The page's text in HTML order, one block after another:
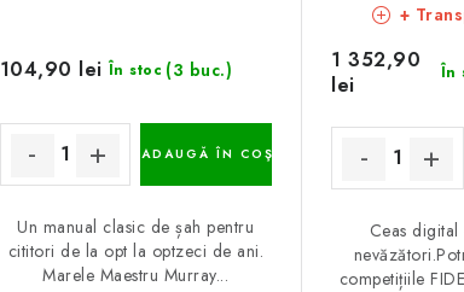
În stoc (3 buc.)
104,90 lei
ADAUGĂ ÎN COŞ
Un manual clasic de șah pentru
cititori de la opt la optzeci de ani.
Marele Maestru Murray...
+
În
1 352,90
lei
Ceas
competițiile